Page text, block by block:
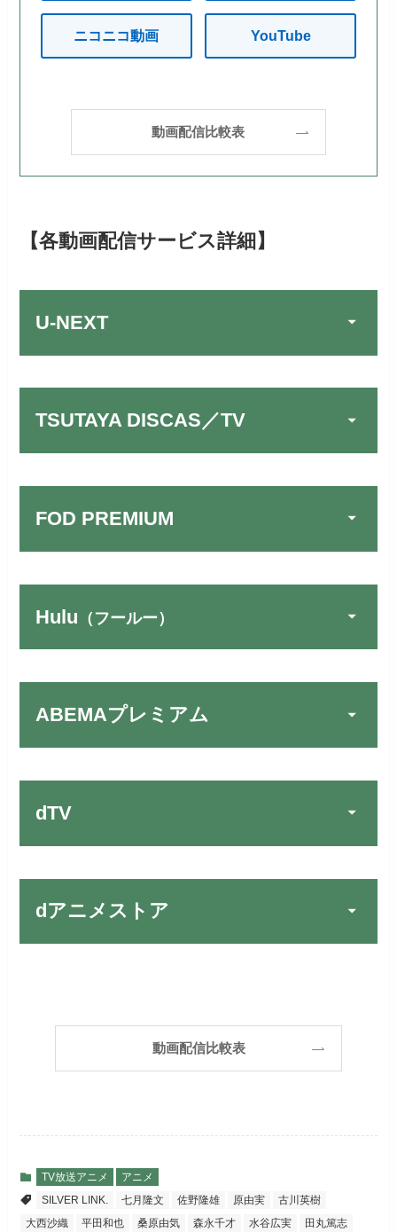
ニコニコ動画 YouTube
動画配信比較表
【各動画配信サービス詳細】
U-NEXT
リンク先：https://video.unext.jp/
す！
お試し無料期間
月額料金（税込） 2,189円
見放題作品数
190,000作品以上
TSUTAYA DISCAS／TV
公式
リンク先：
宅配レンタルとVODの2パターンが
初回ポイント付与 1,100ポイント
（TV）
宅配レンタル数
FOD PREMIUM
FOD PREMIUMでお試
しする
リンク先 :https://fod.fujitv.co.jp/s/premium/
お試し無料期間 2週間
月額料金（税込）
初回ポイント付与 100ポイント
Hulu （フールー）
リンク先 :https://www.hulu.jp/
日本テレビ系ドラマや映画・海外
ABEMAプレミアム
試しする
ABEMA独占配信作品がおもしろ
い！
dTV
リンク先 : https://pc.video.dmkt-sp.jp/
dアニメストア
dアニメストアでお試し
動画配信比較表
TV放送アニメ
アニメ
SILVER LINK.
七月隆文 佐野隆雄 原由実
古川英樹
大西沙織
平田和也 桑原由気 森永千才 水谷広実 田丸篤志